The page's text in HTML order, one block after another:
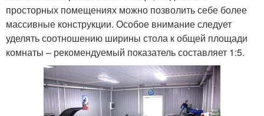
просторных помещениях можно позволить себе более
массивные конструкции. Особое внимание следует
уделять соотношению ширины стола к общей площади
комнаты – рекомендуемый показатель составляет 1:5.